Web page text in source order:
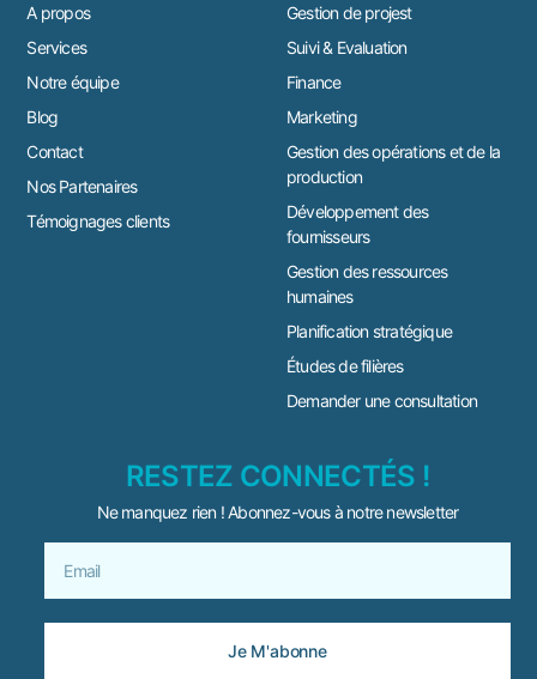
A propos
Services
Notre équipe
Blog
Contact
Nos Partenaires
Témoignages clients
Gestion de projest
Suivi & Evaluation
Finance
Marketing
Gestion des opérations et de la
production
Développement des
fournisseurs
Gestion des ressources
humaines
Planification stratégique
Études de filières
Demander une consultation
RESTEZ CONNECTÉS !
Ne manquez rien ! Abonnez-vous à notre newsletter
Je M'abonne